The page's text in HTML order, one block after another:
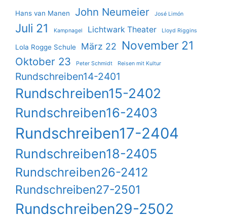
Hans van Manen John Neumeier José Limón
Juli 21 Kampnagel Lichtwark Theater Lloyd Riggins
Lola Rogge Schule März 22 November 21
Oktober 23 Peter Schmidt Reisen mit Kultur
Rundschreiben14-2401
Rundschreiben15-2402
Rundschreiben16-2403
Rundschreiben17-2404
Rundschreiben18-2405
Rundschreiben26-2412
Rundschreiben27-2501
Rundschreiben29-2502